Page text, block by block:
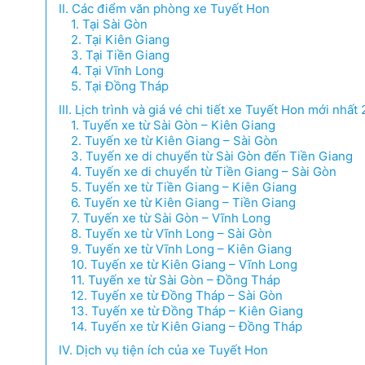
II. Các điểm văn phòng xe Tuyết Hon
1. Tại Sài Gòn
2. Tại Kiên Giang
3. Tại Tiền Giang
4. Tại Vĩnh Long
5. Tại Đồng Tháp
III. Lịch trình và giá vé chi tiết xe Tuyết Hon mới nhất
1. Tuyến xe từ Sài Gòn – Kiên Giang
2. Tuyến xe từ Kiên Giang – Sài Gòn
3. Tuyến xe di chuyển từ Sài Gòn đến Tiền Giang
4. Tuyến xe di chuyển từ Tiền Giang – Sài Gòn
5. Tuyến xe từ Tiền Giang – Kiên Giang
6. Tuyến xe từ Kiên Giang – Tiền Giang
7. Tuyến xe từ Sài Gòn – Vĩnh Long
8. Tuyến xe từ Vĩnh Long – Sài Gòn
9. Tuyến xe từ Vĩnh Long – Kiên Giang
10. Tuyến xe từ Kiên Giang – Vĩnh Long
11. Tuyến xe từ Sài Gòn – Đồng Tháp
12. Tuyến xe từ Đồng Tháp – Sài Gòn
13. Tuyến xe từ Đồng Tháp – Kiên Giang
14. Tuyến xe từ Kiên Giang – Đồng Tháp
IV. Dịch vụ tiện ích của xe Tuyết Hon